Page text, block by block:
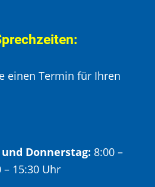
einen Termin für Ihren
Donnerstag: 8:00 –
– 15:30 Uhr